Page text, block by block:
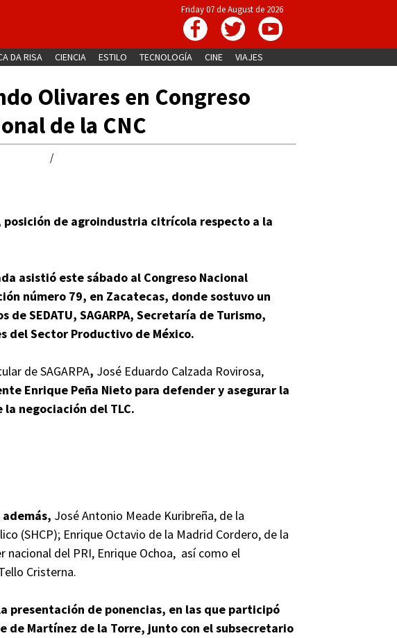
Friday 07 de August de 2026
DA RISA CIENCIA ESTILO TECNOLOGÍA CINE VIAJES
Olivares en Congreso
de la CNC
/
posición de agroindustria citrícola respecto a la
asistió este sábado al Congreso Nacional
número 79, en Zacatecas, donde sostuvo un
SEDATU, SAGARPA, Secretaría de Turismo,
del Sector Productivo de México.
de SAGARPA, José Eduardo Calzada Rovirosa,
Enrique Peña Nieto para defender y asegurar la
negociación del TLC.
además, José Antonio Meade Kuribreña, de la
(SHCP); Enrique Octavio de la Madrid Cordero, de la
nacional del PRI, Enrique Ochoa, así como el
Cristerna.
presentación de ponencias, en las que participó
de Martínez de la Torre, junto con el subsecretario